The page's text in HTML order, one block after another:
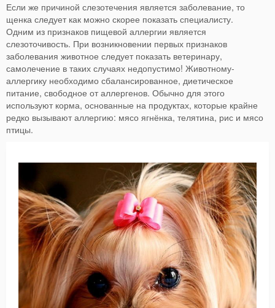
Если же причиной слезотечения является заболевание, то
щенка следует как можно скорее показать специалисту.
Одним из признаков пищевой аллергии является
слезоточивость. При возникновении первых признаков
заболевания животное следует показать ветеринару,
самолечение в таких случаях недопустимо! Животному-
аллергику необходимо сбалансированное, диетическое
питание, свободное от аллергенов. Обычно для этого
используют корма, основанные на продуктах, которые крайне
редко вызывают аллергию: мясо ягнёнка, телятина, рис и мясо
птицы.